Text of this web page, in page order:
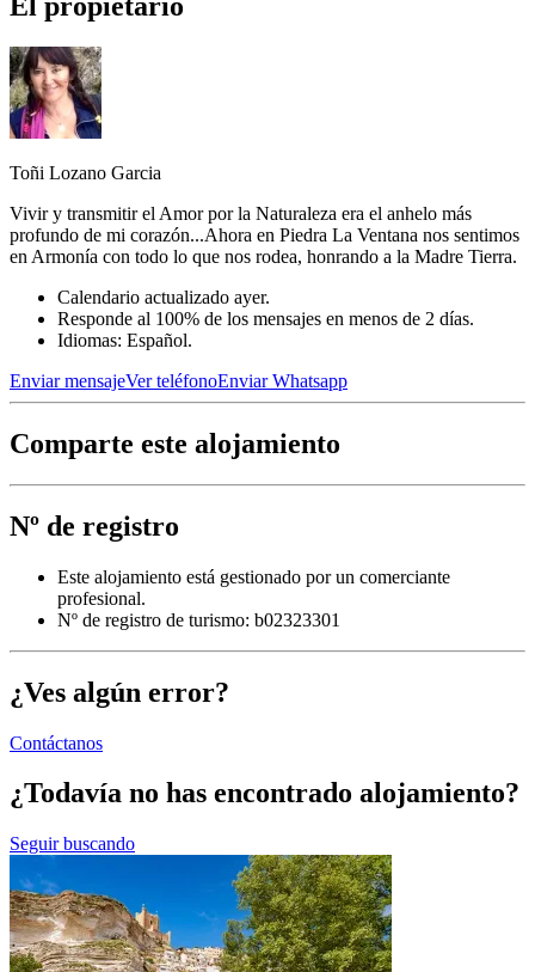
Toñi Lozano Garcia
Vivir y transmitir el Amor por la Naturaleza era el anhelo más
profundo de mi corazón...Ahora en Piedra La Ventana nos sentimos
en Armonía con todo lo que nos rodea, honrando a la Madre Tierra.
Calendario actualizado ayer.
Responde al 100% de los mensajes en menos de 2 días.
Idiomas: Español.
Enviar mensajeVer teléfonoEnviar Whatsapp
Comparte este alojamiento
Nº de registro
Este alojamiento está gestionado por un comerciante
profesional.
Nº de registro de turismo: b02323301
¿Ves algún error?
Contáctanos
¿Todavía no has encontrado alojamiento?
Seguir buscando